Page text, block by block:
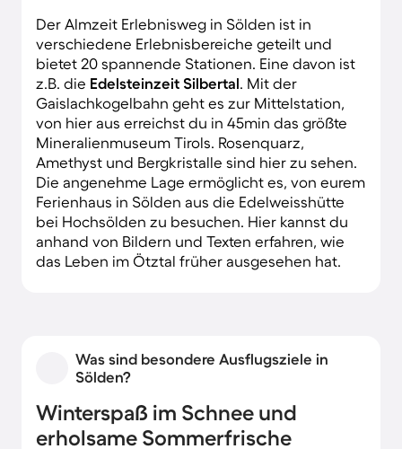
Der Almzeit Erlebnisweg in Sölden ist in
verschiedene Erlebnisbereiche geteilt und
bietet 20 spannende Stationen. Eine davon ist
z.B. die Edelsteinzeit Silbertal. Mit der
Gaislachkogelbahn geht es zur Mittelstation,
von hier aus erreichst du in 45min das größte
Mineralienmuseum Tirols. Rosenquarz,
Amethyst und Bergkristalle sind hier zu sehen.
Die angenehme Lage ermöglicht es, von eurem
Ferienhaus in Sölden aus die Edelweisshütte
bei Hochsölden zu besuchen. Hier kannst du
anhand von Bildern und Texten erfahren, wie
das Leben im Ötztal früher ausgesehen hat.
Was sind besondere Ausflugsziele in
Sölden?
Winterspaß im Schnee und
erholsame Sommerfrische